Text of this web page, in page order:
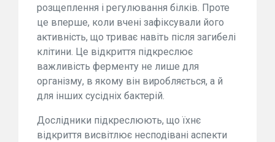
розщеплення і регулювання білків. Проте
це вперше, коли вчені зафіксували його
активність, що триває навіть після загибелі
клітини. Це відкриття підкреслює
важливість ферменту не лише для
організму, в якому він виробляється, а й
для інших сусідніх бактерій.
Дослідники підкреслюють, що їхнє
відкриття висвітлює несподівані аспекти